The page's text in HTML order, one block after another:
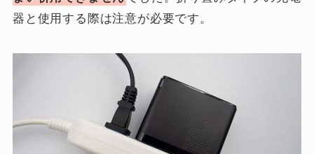
器と使用する際は注意が必要です。